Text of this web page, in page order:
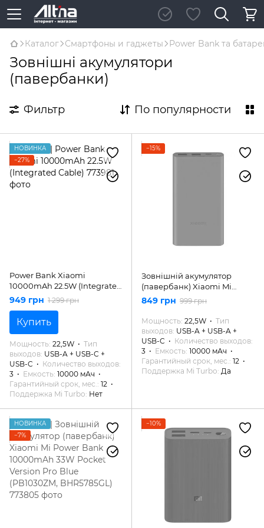
Каталог Смартфоны и гаджеты Power Bank та
Зовнішні акумулятори
(павербанки)
Фильтр По популярности
НОВИНКА
−27%
Power Bank Xiaomi
10000mAh 22.5W (Integrated
Cable)
949 грн 1 299 грн
Купить
Мощность 22,5W
Тип
выходов USB-A + USB-C +
USB-C
Количество выходов
3
Емкость 10000 мАч
Гарантийный срок, мес. 12
Поддержка Mi Turbo Нет
−15%
Зовнішній акумулятор
(павербанк) Xiaomi Mi
Power Bank 3 10000mAh
22.5W Black (PB100DPDZM,
BHR5884GL)
849 грн 999 грн
Мощность 22,5W
Тип
выходов USB-A + USB-A +
USB-C
Количество выходов
3
Емкость 10000 мАч
Гарантийный срок, мес. 12
Поддержка Mi Turbo Да
НОВИНКА
−7%
−10%